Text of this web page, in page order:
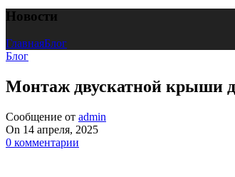
Новости
ГлавнаяБлог
Блог
Монтаж двускатной крыши
Сообщение от admin
On 14 апреля, 2025
0 комментарии